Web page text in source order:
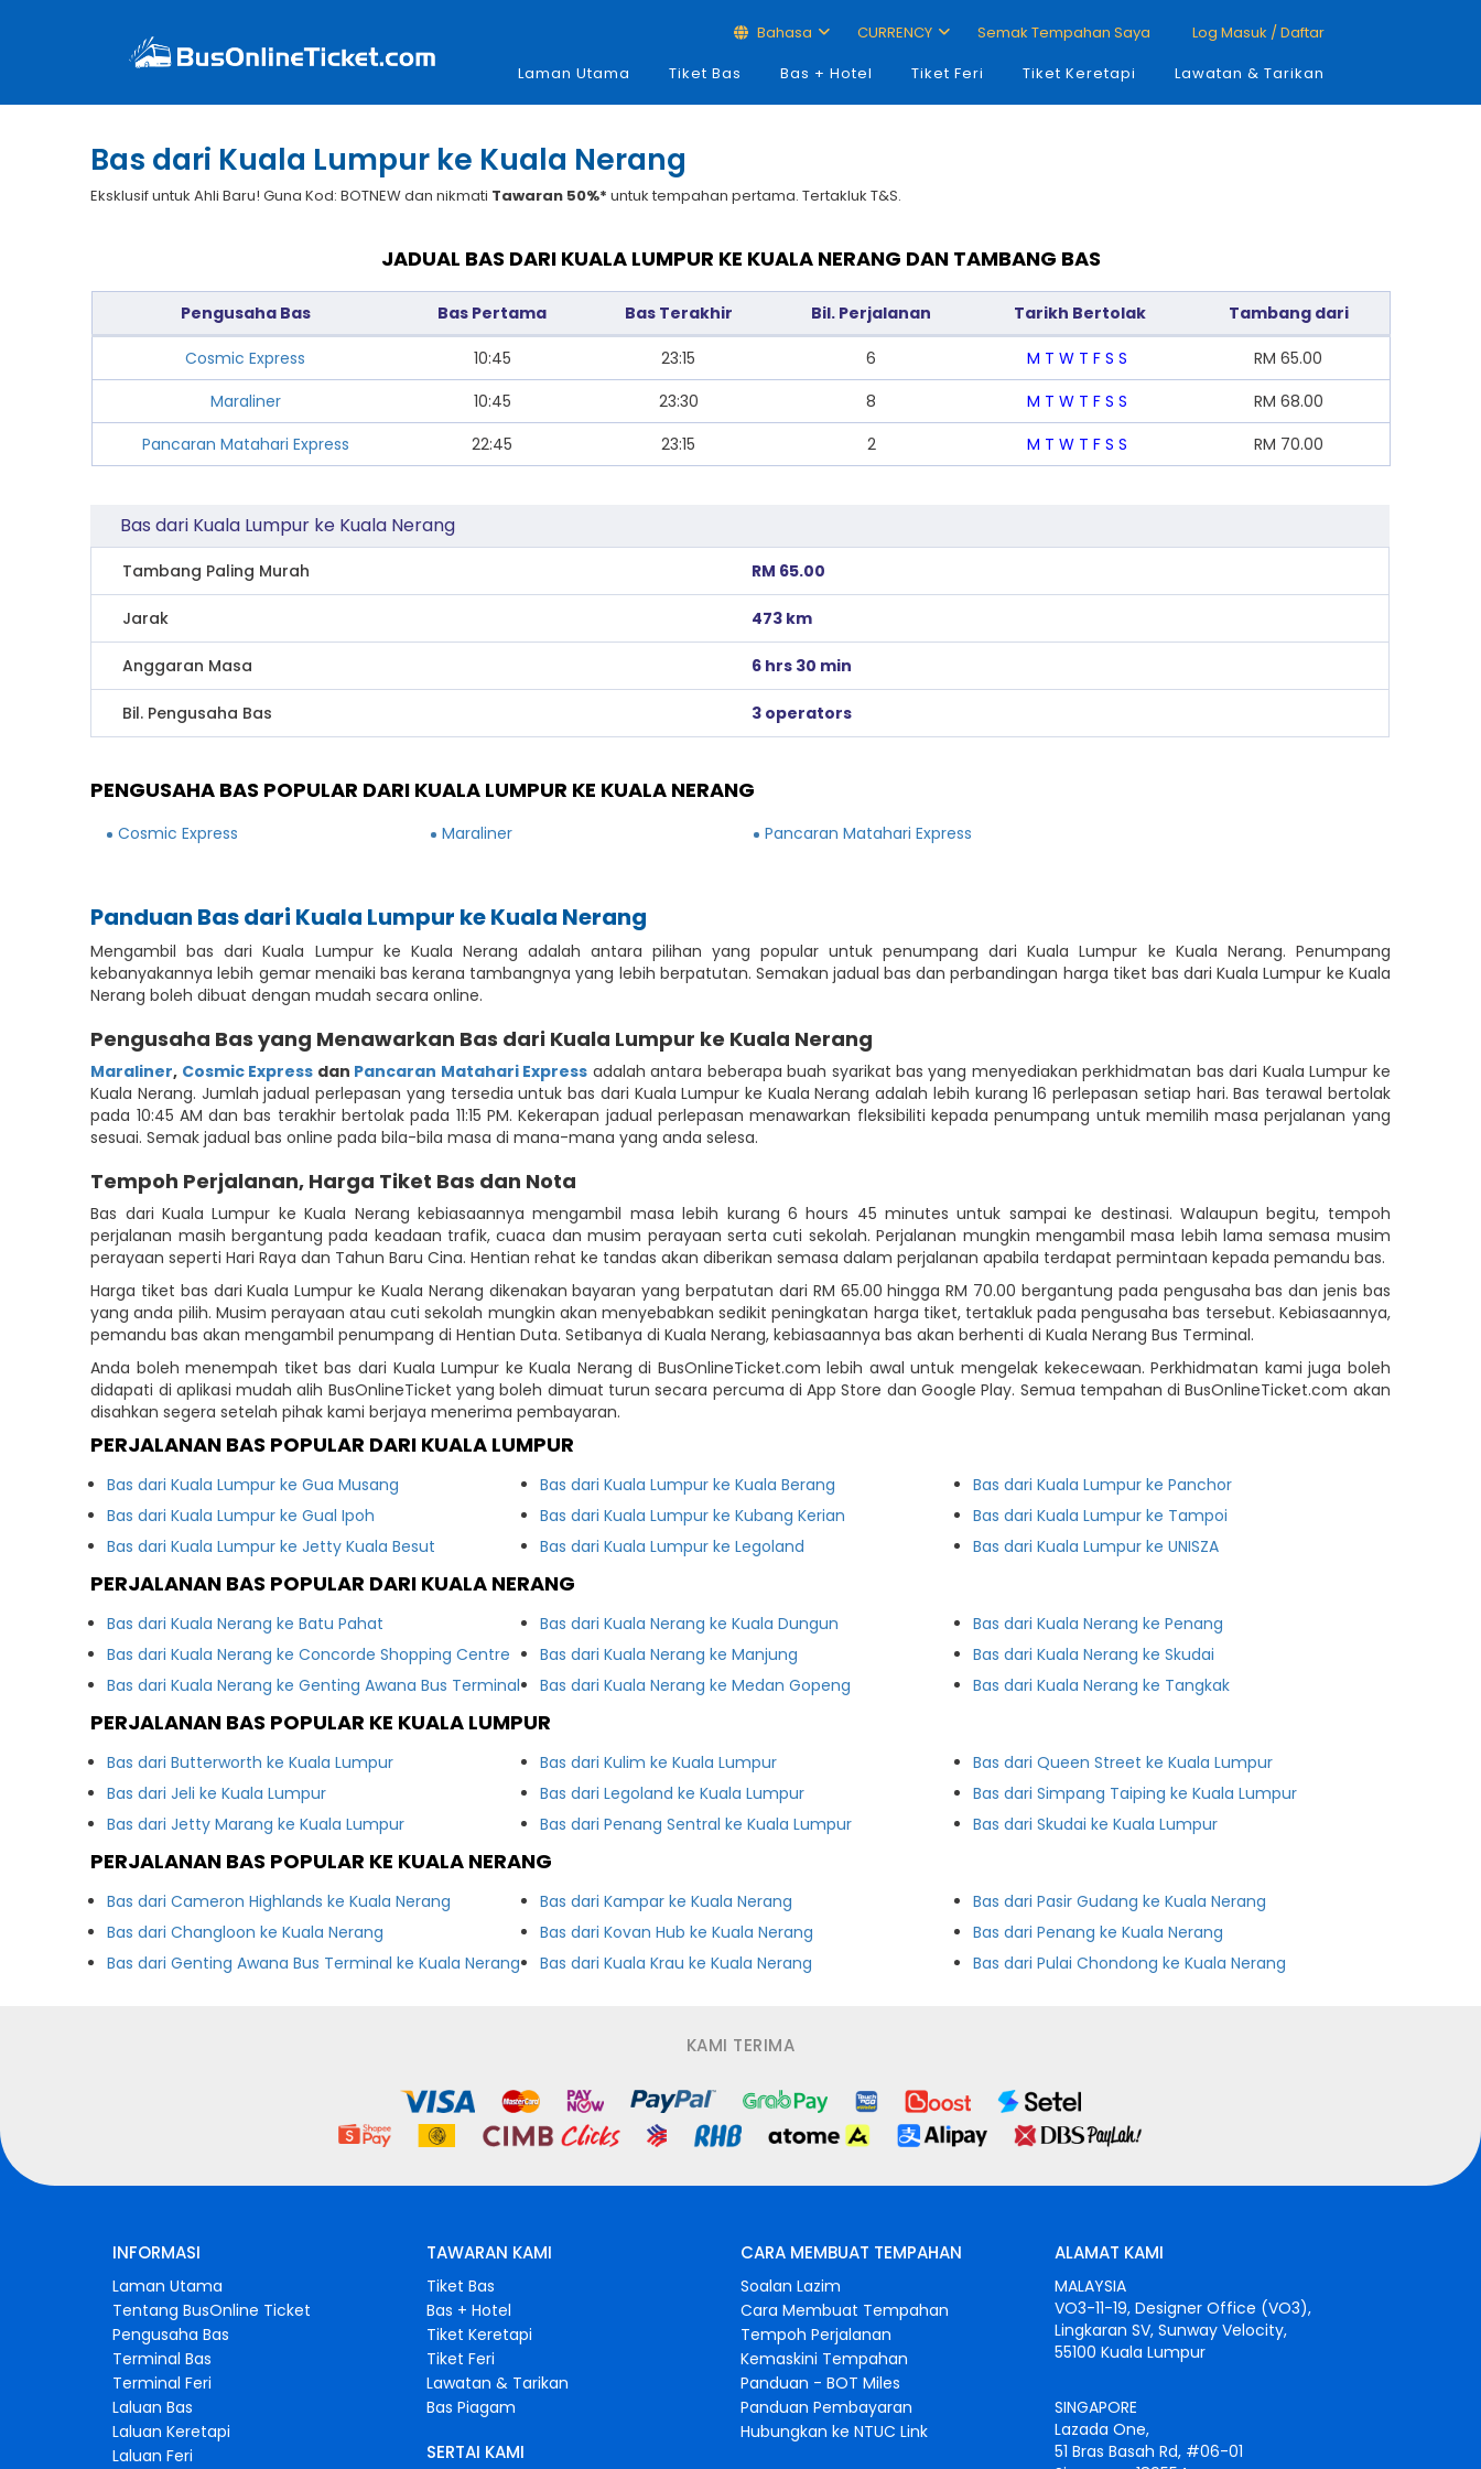
Bahasa CURRENCY Semak Tempahan Saya
Log Masuk / Daftar
Laman Utama
Tiket Bas Bas + Hotel Tiket Feri Tiket Keretapi Lawatan & Tarikan
Bas dari Kuala Lumpur ke Kuala Nerang
Eksklusif untuk Ahli Baru! Guna Kod: BOTNEW dan nikmati Tawaran 50%* untuk tempahan pertama. Tertakluk T&S.
JADUAL BAS DARI KUALA LUMPUR KE KUALA NERANG DAN TAMBANG BAS
Pengusaha Bas Bas Pertama Bas Terakhir Bil. Perjalanan Tarikh Bertolak Tambang dari
Cosmic Express 10:45 23:15 6 M T W T F S S RM 65.00
Maraliner
10:45 23:30 8 M T W T F S S RM 68.00
Pancaran Matahari Express
22:45 23:15 2 M T W T F S S RM 70.00
Bas dari Kuala Lumpur ke Kuala Nerang
Tambang Paling Murah RM 65.00
Jarak 473 km
Anggaran Masa 6 hrs 30 min
Bil. Pengusaha Bas 3 operators
PENGUSAHA BAS POPULAR DARI KUALA LUMPUR KE KUALA NERANG
Cosmic Express Maraliner Pancaran Matahari Express
Panduan Bas dari Kuala Lumpur ke Kuala Nerang
Mengambil bas dari Kuala Lumpur ke Kuala Nerang adalah antara pilihan yang popular untuk penumpang dari Kuala Lumpur ke Kuala Nerang. Penumpang
kebanyakannya lebih gemar menaiki bas kerana tambangnya yang lebih berpatutan. Semakan jadual bas dan perbandingan harga tiket bas dari Kuala Lumpur ke Kuala
Nerang boleh dibuat dengan mudah secara online.
Pengusaha Bas yang Menawarkan Bas dari Kuala Lumpur ke Kuala Nerang
Maraliner, Cosmic Express dan Pancaran Matahari Express adalah antara beberapa buah syarikat bas yang menyediakan perkhidmatan bas dari Kuala Lumpur ke
Kuala Nerang. Jumlah jadual perlepasan yang tersedia untuk bas dari Kuala Lumpur ke Kuala Nerang adalah lebih kurang 16 perlepasan setiap hari. Bas terawal bertolak
pada 10:45 AM dan bas terakhir bertolak pada 11:15 PM. Kekerapan jadual perlepasan menawarkan fleksibiliti kepada penumpang untuk memilih masa perjalanan yang
sesuai. Semak jadual bas online pada bila-bila masa di mana-mana yang anda selesa.
Tempoh Perjalanan, Harga Tiket Bas dan Nota
Bas dari Kuala Lumpur ke Kuala Nerang kebiasaannya mengambil masa lebih kurang 6 hours 45 minutes untuk sampai ke destinasi. Walaupun begitu, tempoh
perjalanan masih bergantung pada keadaan trafik, cuaca dan musim perayaan serta cuti sekolah. Perjalanan mungkin mengambil masa lebih lama semasa musim
perayaan seperti Hari Raya dan Tahun Baru Cina. Hentian rehat ke tandas akan diberikan semasa dalam perjalanan apabila terdapat permintaan kepada pemandu bas.
Harga tiket bas dari Kuala Lumpur ke Kuala Nerang dikenakan bayaran yang berpatutan dari RM 65.00 hingga RM 70.00 bergantung pada pengusaha bas dan jenis bas
yang anda pilih. Musim perayaan atau cuti sekolah mungkin akan menyebabkan sedikit peningkatan harga tiket, tertakluk pada pengusaha bas tersebut. Kebiasaannya,
pemandu bas akan mengambil penumpang di Hentian Duta. Setibanya di Kuala Nerang, kebiasaannya bas akan berhenti di Kuala Nerang Bus Terminal.
Anda boleh menempah tiket bas dari Kuala Lumpur ke Kuala Nerang di BusOnlineTicket.com lebih awal untuk mengelak kekecewaan. Perkhidmatan kami juga boleh
didapati di aplikasi mudah alih BusOnlineTicket yang boleh dimuat turun secara percuma di App Store dan Google Play. Semua tempahan di BusOnlineTicket.com akan
disahkan segera setelah pihak kami berjaya menerima pembayaran.
PERJALANAN BAS POPULAR DARI KUALA LUMPUR
Bas dari Kuala Lumpur ke Gua Musang
Bas dari Kuala Lumpur ke Gual Ipoh
Bas dari Kuala Lumpur ke Jetty Kuala Besut
Bas dari Kuala Lumpur ke Kuala Berang
Bas dari Kuala Lumpur ke Kubang Kerian
Bas dari Kuala Lumpur ke Legoland
Bas dari Kuala Lumpur ke Panchor
Bas dari Kuala Lumpur ke Tampoi
Bas dari Kuala Lumpur ke UNISZA
PERJALANAN BAS POPULAR DARI KUALA NERANG
Bas dari Kuala Nerang ke Batu Pahat
Bas dari Kuala Nerang ke Concorde Shopping Centre
Bas dari Kuala Nerang ke Genting Awana Bus Terminal
Bas dari Kuala Nerang ke Kuala Dungun
Bas dari Kuala Nerang ke Manjung
Bas dari Kuala Nerang ke Medan Gopeng
Bas dari Kuala Nerang ke Penang
Bas dari Kuala Nerang ke Skudai
Bas dari Kuala Nerang ke Tangkak
PERJALANAN BAS POPULAR KE KUALA LUMPUR
Bas dari Butterworth ke Kuala Lumpur
Bas dari Jeli ke Kuala Lumpur
Bas dari Jetty Marang ke Kuala Lumpur
Bas dari Kulim ke Kuala Lumpur
Bas dari Legoland ke Kuala Lumpur
Bas dari Penang Sentral ke Kuala Lumpur
Bas dari Queen Street ke Kuala Lumpur
Bas dari Simpang Taiping ke Kuala Lumpur
Bas dari Skudai ke Kuala Lumpur
PERJALANAN BAS POPULAR KE KUALA NERANG
Bas dari Cameron Highlands ke Kuala Nerang
Bas dari Changloon ke Kuala Nerang
Bas dari Genting Awana Bus Terminal ke Kuala Nerang
Bas dari Kampar ke Kuala Nerang
Bas dari Kovan Hub ke Kuala Nerang
Bas dari Kuala Krau ke Kuala Nerang
Bas dari Pasir Gudang ke Kuala Nerang
Bas dari Penang ke Kuala Nerang
Bas dari Pulai Chondong ke Kuala Nerang
KAMI TERIMA
INFORMASI
Laman Utama
Tentang BusOnline Ticket
Pengusaha Bas
Terminal Bas
Terminal Feri
Laluan Bas
Laluan Keretapi
Laluan Feri
TAWARAN KAMI
Tiket Bas
Bas + Hotel
Tiket Keretapi
Tiket Feri
Lawatan & Tarikan
Bas Piagam
SERTAI KAMI
CARA MEMBUAT TEMPAHAN
Soalan Lazim
Cara Membuat Tempahan
Tempoh Perjalanan
Kemaskini Tempahan
Panduan - BOT Miles
Panduan Pembayaran
Hubungkan ke NTUC Link
ALAMAT KAMI
MALAYSIA
VO3-11-19, Designer Office (VO3),
Lingkaran SV, Sunway Velocity,
55100 Kuala Lumpur
SINGAPORE
Lazada One,
51 Bras Basah Rd, #06-01